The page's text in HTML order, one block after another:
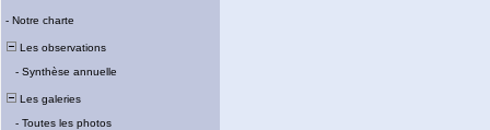
- Notre charte
Les observations
- Synthèse annuelle
Les galeries
- Toutes les photos